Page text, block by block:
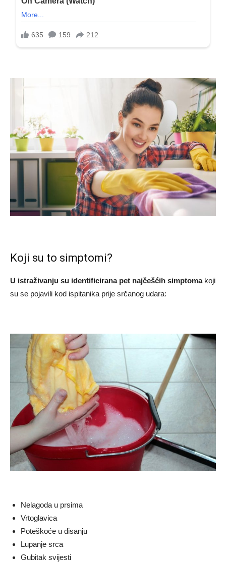
Koji su to simptomi?
U istraživanju su identificirana pet najčešćih simptomakoji
su se pojavili kod ispitanika prije srčanog udara:
Nelagoda u prsima
Vrtoglavica
Poteškoće u disanju
Lupanje srca
Gubitak svijesti